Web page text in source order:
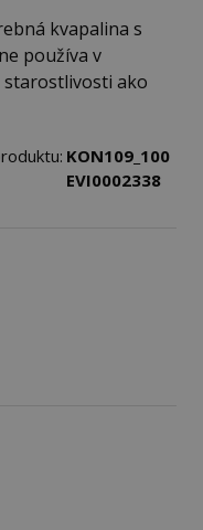
kvapalina s
používa v
ako
KON109_100
EVI0002338